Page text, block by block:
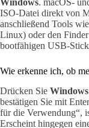
ISO-Datei direkt von
anschließend Tools wie
Linux) oder den
bootfähigen USB-
Wie erkenne ich, ob
Drücken Sie
bestätigen Sie mit
für die Verwendung“,
Erscheint hingegen